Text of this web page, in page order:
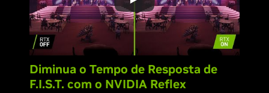
Diminua o Tempo de Resposta de
F.I.S.T. com o NVIDIA Reflex